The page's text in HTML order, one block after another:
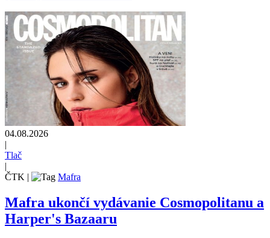
04.08.2026
|
Tlač
|
ČTK | Mafra
Mafra ukončí vydávanie Cosmopolitanu a
Harper's Bazaaru